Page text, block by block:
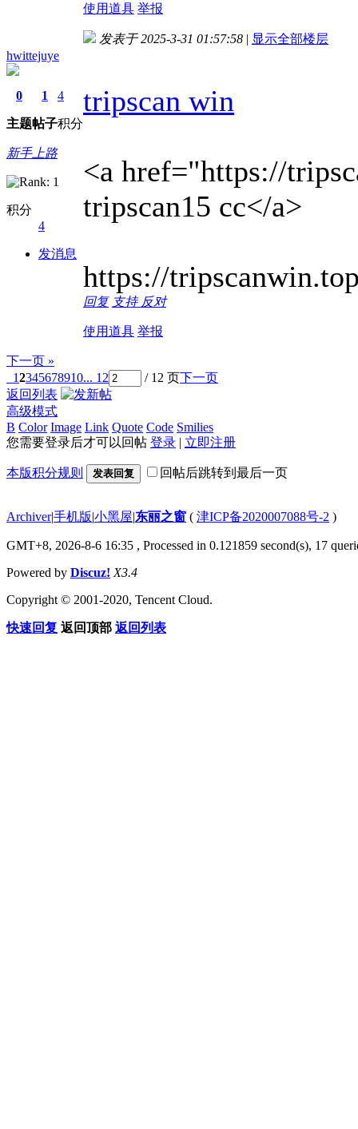
使用道具 举报
hwittejuye
0
主题
1
帖子
4
积分
新手上路
积分
4
发消息
发表于 2025-3-31 01:57:58 | 显示全部楼层
tripscan win
<a href="https://
tripscan15 cc</a>
https://
回复 支持 反对
使用道具 举报
下一页 »
12345678910... 12 / 12 页下一页
返回列表
高级模式
B Color Image Link Quote Code Smilies
您需要登录后才可以回帖 登录 | 立即注册
本版积分规则 发表回复 回帖后跳转到最后一页
Archiver|手机版|小黑屋|东丽之窗 ( 津ICP备2020007088号-2 )
GMT+8, 2026-8-6 16:35 , Processed in 0.121859 second(s), 17
Powered by Discuz! X3.4
Copyright © 2001-2020, Tencent Cloud.
快速回复 返回顶部 返回列表